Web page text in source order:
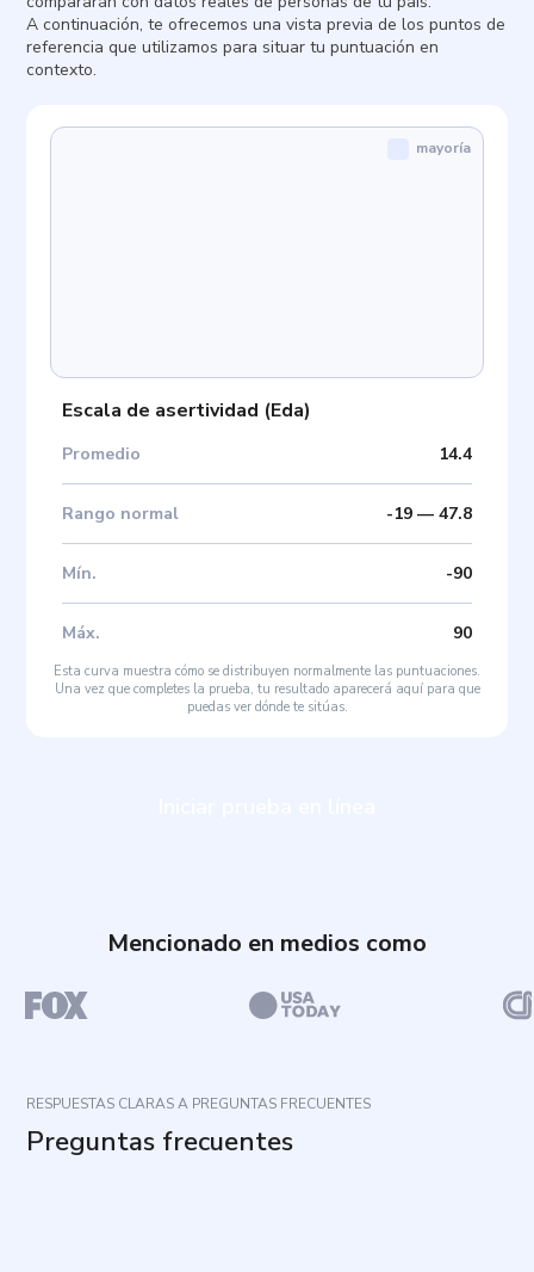
A continuación, te ofrecemos una vista previa de los puntos de
referencia que utilizamos para situar tu puntuación en
contexto.
Escala de asertividad (Eda)
Promedio 14.4
Rango normal -19— 47.8
Mín. -90
Máx. 90
mayoría
Esta curva muestra cómo se distribuyen normalmente las puntuaciones.
Una vez que completes la prueba, tu resultado aparecerá aquí para que
puedas ver dónde te sitúas.
Mencionado en medios como
RESPUESTAS CLARAS A PREGUNTAS FRECUENTES
Preguntas frecuentes